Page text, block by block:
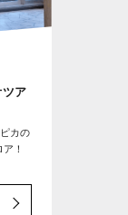
ツア
カの
！